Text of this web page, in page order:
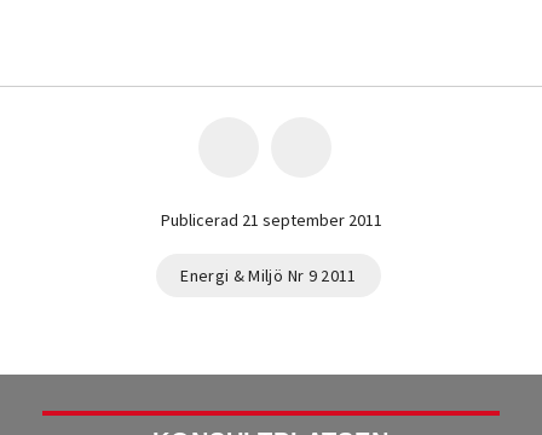
Publicerad 21 september 2011
Energi & Miljö Nr 9 2011